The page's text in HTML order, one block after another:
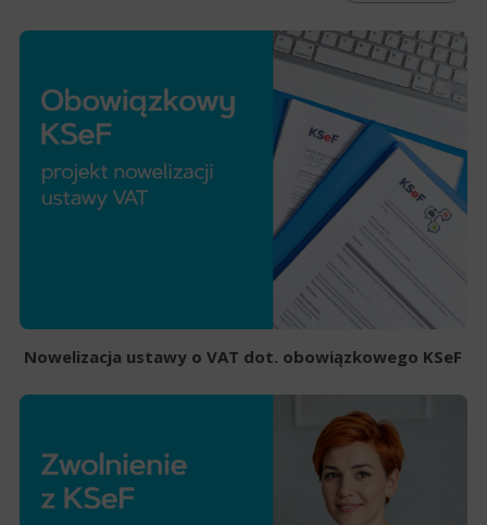
Nowelizacja ustawy o VAT dot. obowiązkowego KSeF